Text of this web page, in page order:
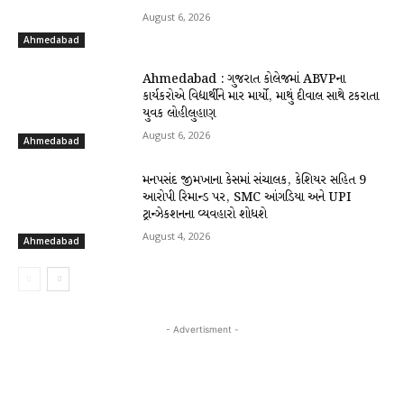
Ahmedabad
August 6, 2026
Ahmedabad
Ahmedabad : ગુજરાત કોલેજમાં ABVPના
કાર્યકરોએ વિદ્યાર્થીને માર માર્યો, માથું દીવાલ સાથે ટકરાતા
યુવક લોહીલુહાણ
August 6, 2026
Ahmedabad
મનપસંદ જીમખાના કેસમાં સંચાલક, કેશિયર સહિત 9
આરોપી રિમાન્ડ પર, SMC આંગડિયા અને UPI
ટ્રાન્ઝેકશનના વ્યવહારો શોધશે
August 4, 2026
- Advertisment -